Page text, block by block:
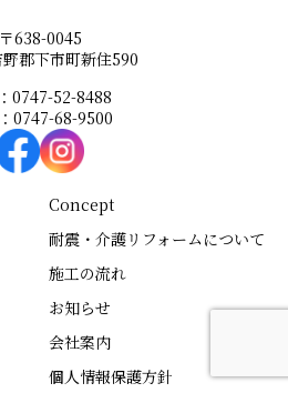
〒638-0045
郡下市町新住590
0747-52-8488
0747-68-9500
Concept
耐震・介護リフォームについて
施工の流れ
お知らせ
会社案内
個人情報保護方針